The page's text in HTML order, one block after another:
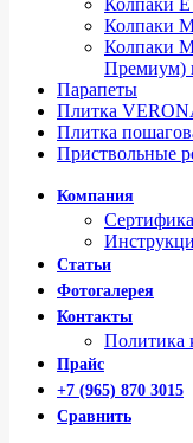
Колпаки
Колпаки
Колпаки
Премиум)
Парапеты
Плитка
Плитка
Приствольные
Компания
Статьи
Фотогалерея
Контакты
Политика
Прайс
+7 (965) 870 3015
Сравнить